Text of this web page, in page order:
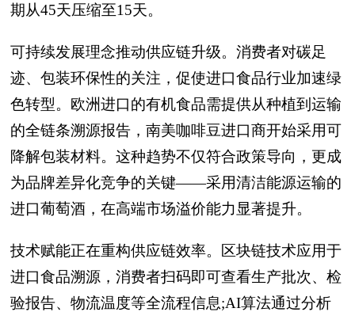
期从45天压缩至15天。
可持续发展理念推动供应链升级。消费者对碳足
迹、包装环保性的关注，促使进口食品行业加速绿
色转型。欧洲进口的有机食品需提供从种植到运输
的全链条溯源报告，南美咖啡豆进口商开始采用可
降解包装材料。这种趋势不仅符合政策导向，更成
为品牌差异化竞争的关键——采用清洁能源运输的
进口葡萄酒，在高端市场溢价能力显著提升。
技术赋能正在重构供应链效率。区块链技术应用于
进口食品溯源，消费者扫码即可查看生产批次、检
验报告、物流温度等全流程信息;AI算法通过分析